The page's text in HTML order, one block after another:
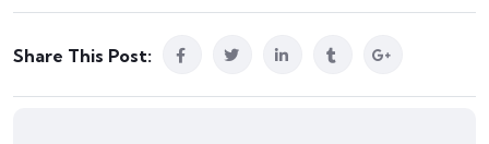
Share This Post: